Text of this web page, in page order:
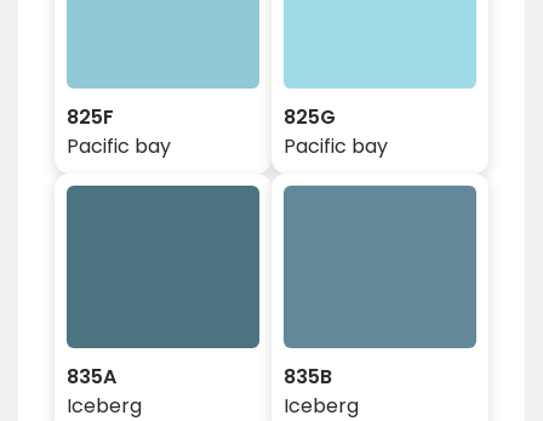
825F
Pacific bay
825G
Pacific bay
835A
Iceberg
835B
Iceberg